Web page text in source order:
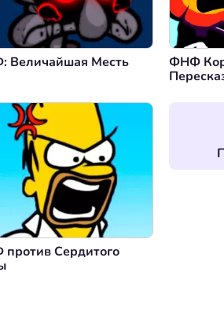
Величайшая Месть
ФНФ
Сердитого